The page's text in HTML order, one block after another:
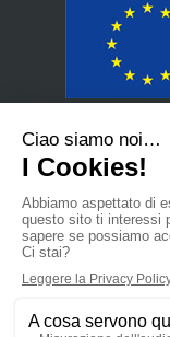
Newsletter •
del Turismo della